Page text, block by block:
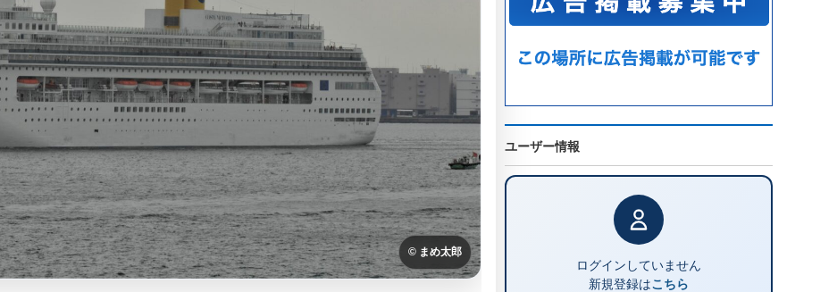
© まめ太郎
ユーザー情報
ログインしていません
新規登録はこちら